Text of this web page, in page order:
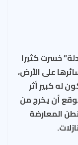
خسرت كثيرا
على الأرض،
له كبير أثر
أن يخرج من
المعارضة